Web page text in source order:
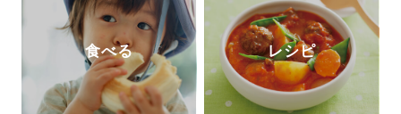
食べる レシピ